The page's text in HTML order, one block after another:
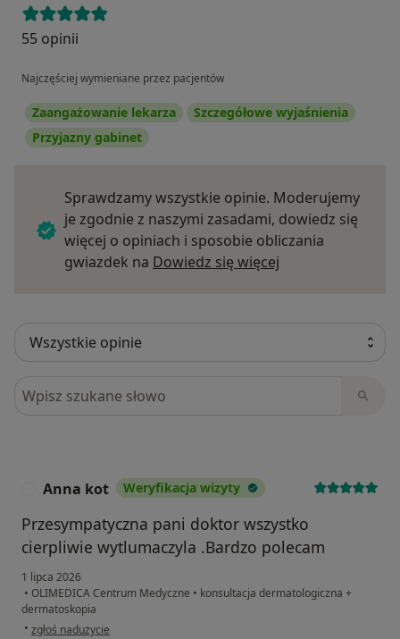
55 opinii
Najczęściej wymieniane przez pacjentów
Zaangażowanie lekarza
Szczegółowe wyjaśnienia
Przyjazny gabinet
Sprawdzamy wszystkie opinie. Moderujemy
je zgodnie z naszymi zasadami, dowiedz się
więcej o opiniach i sposobie obliczania
gwiazdek na Dowiedz się więcej
Szukaj w opiniach
Anna kot Weryfikacja wizyty
Przesympatyczna pani doktor wszystko
cierpliwie wytlumaczyla .Bardzo polecam
1 lipca 2026
• OLIMEDICA Centrum Medyczne • konsultacja dermatologiczna +
dermatoskopia
• w opinii użytkownika Anna kot
zgłoś nadużycie